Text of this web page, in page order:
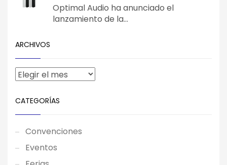
Optimal Audio ha anunciado el
lanzamiento de la...
ARCHIVOS
CATEGORÍAS
Convenciones
Eventos